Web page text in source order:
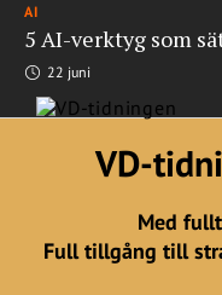
AI
5 AI-verktyg som
22 juni
VD-
Med
Full tillgång till